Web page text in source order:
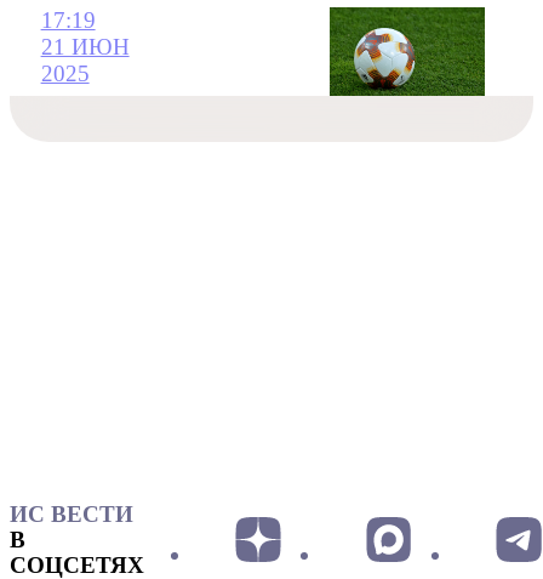
17:19
21 ИЮН
2025
ИС ВЕСТИ
В
СОЦСЕТЯХ